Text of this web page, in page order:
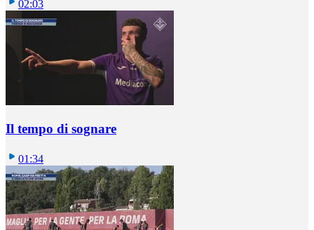
02:03
Il tempo di sognare
01:34